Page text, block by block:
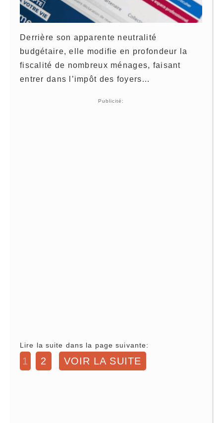
Derrière son apparente neutralité
budgétaire, elle modifie en profondeur la
fiscalité de nombreux ménages, faisant
entrer dans l’impôt des foyers…
Publicité:
Lire la suite dans la page suivante:
1 2 VOIR LA SUITE